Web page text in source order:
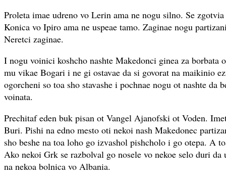
Proleta imae udreno vo Lerin ama ne nogu silno. Se
Konica vo Ipiro ama ne uspeae tamo. Zaginae nogu
Neretci zaginae.
I nogu voinici koshcho nashte Makedonci ginea za borbata
mu vikae Bogari i ne gi ostavae da si govorat na maikinio
ogorcheni so toa sho stavashe i pochnae nogu ot nashte da
voinata.
Prechitaf eden buk pisan ot Vangel Ajanofski ot Voden.
Buri. Pishi na edno mesto oti nekoi nash Makedonec
sho beshe na toa loho go izvashol pishcholo i go otepa. A
Ako nekoi Grk se razbolval go nosele vo nekoe selo duri da
na nekoa bolnica vo Albania.